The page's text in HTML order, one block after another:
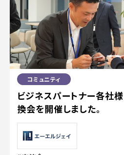
コミュニティ
ビジネスパートナー各社
換会を開催しました。